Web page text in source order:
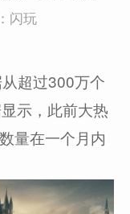
闪玩
超过300万个
示，此前大热
量在一个月内